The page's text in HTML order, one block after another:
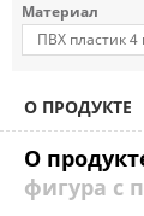
Материал
О ПРОДУКТЕ
О
фигура с